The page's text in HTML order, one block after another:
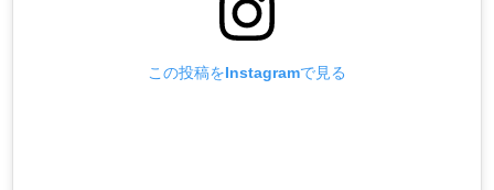
この投稿をInstagramで見る